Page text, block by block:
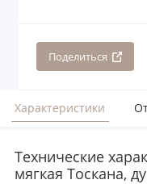
Поделиться
Характеристики
Технические
мягкая Тоскана,